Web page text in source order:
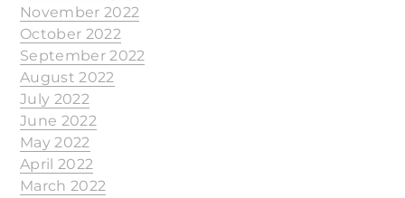
November 2022
October 2022
September 2022
August 2022
July 2022
June 2022
May 2022
April 2022
March 2022